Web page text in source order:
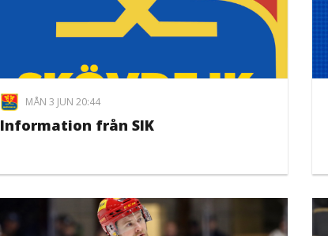
MÅN 3 JUN 20:44
Information från SIK